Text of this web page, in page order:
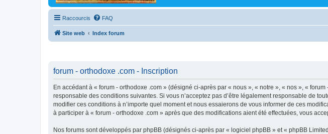
Raccourcis FAQ
Site web Index forum
forum - orthodoxe .com - Inscription
En accédant à « forum - orthodoxe .com » (désigné ci-après par « nous », « notre », « nos », «
responsable des conditions suivantes. Si vous n’acceptez pas d’être légalement responsable de
modifier ces conditions à n’importe quel moment et nous essaierons de vous informer de ces
à participer à « forum - orthodoxe .com » après que des modifications aient été effectuées, vous
Nos forums sont développés par phpBB (désignés ci-après par « logiciel phpBB » et « phpBB